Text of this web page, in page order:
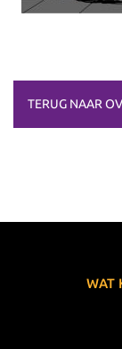
TERUG NAAR
WAT